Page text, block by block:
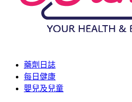
藥劑日誌
每日健康
嬰兒及兒童